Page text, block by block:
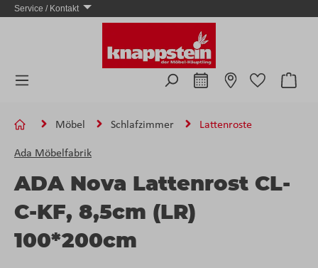
Zum Hauptinhalt springen
Service / Kontakt
Möbel Schlafzimmer Lattenroste
Ada Möbelfabrik
ADA Nova Lattenrost CL-
C-KF, 8,5cm (LR)
100*200cm